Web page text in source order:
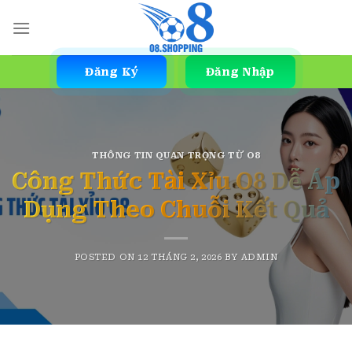
Đăng Ký Đăng Nhập
THÔNG TIN QUAN TRỌNG TỪ O8
Công Thức Tài Xỉu O8 Dễ Áp
Dụng Theo Chuỗi Kết Quả
POSTED ON 12 THÁNG 2, 2026 BY ADMIN